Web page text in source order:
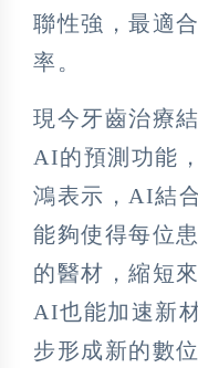
聯性強，最適
率。
現今牙齒治療
AI的預測功能
鴻表示，AI結
能夠使得每位
的醫材，縮短
AI也能加速新
步形成新的數